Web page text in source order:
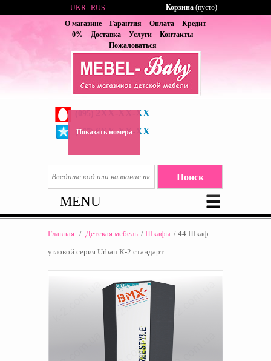
О магазине Гарантия Оплата
Кредит
0%
Доставка Услуги
Контакты
Пожаловаться
2XX-XX-XX
(067) 6XX-XX-XX
Показать номера
UKR RUS Корзина (пусто)
MENU
Главная / Детская мебель / Шкафы / 44 Шкаф
угловой серия Urban К-2 стандарт